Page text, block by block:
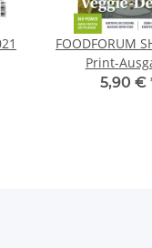
FOODFORUM
Print-
5,90 €